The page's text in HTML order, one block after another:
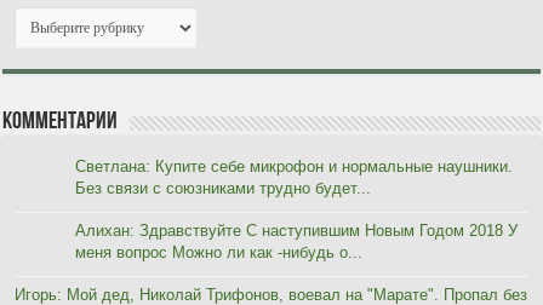
Комментарии
Светлана: Купите себе микрофон и нормальные наушники.
Без связи с союзниками трудно будет...
Алихан: Здравствуйте С наступившим Новым Годом 2018 У
меня вопрос Можно ли как -нибудь о...
Игорь: Мой дед, Николай Трифонов, воевал на "Марате". Пропал без